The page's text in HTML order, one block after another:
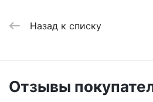
Назад к списку
Отзывы